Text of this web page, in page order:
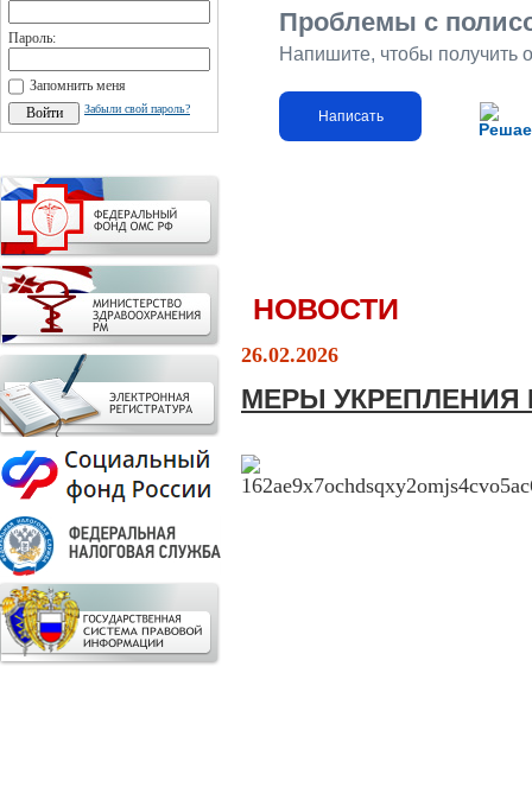
Пароль:
Запомнить меня
Забыли свой пароль?
Проблемы с
Напишите, чтобы получить
Написать
НОВОСТИ
26.02.2026
МЕРЫ УКРЕПЛЕНИЯ